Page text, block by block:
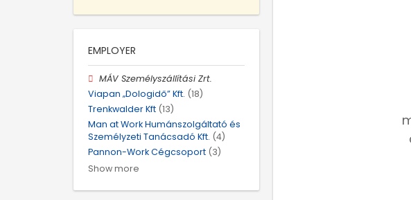
EMPLOYER
MÁV Személyszállítási Zrt.
Viapan „Dologidő” Kft. (18)
Trenkwalder Kft (13)
Man at Work Humánszolgáltató és
Személyzeti Tanácsadó Kft. (4)
Pannon-Work Cégcsoport (3)
Show more